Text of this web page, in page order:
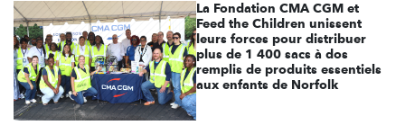
La Fondation CMA CGM et
Feed the Children unissent
leurs forces pour distribuer
plus de 1 400 sacs à dos
remplis de produits essentiels
aux enfants de Norfolk